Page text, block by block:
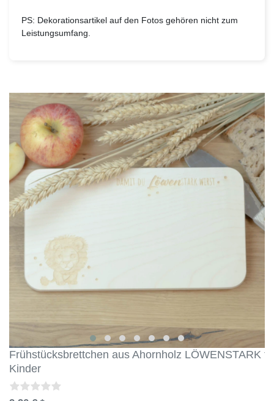
PS: Dekorationsartikel auf den Fotos gehören nicht zum
Leistungsumfang.
Frühstücksbrettchen aus Ahornholz LÖWENSTARK
Kinder